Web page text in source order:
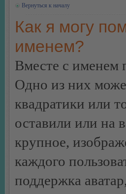
Вернуться к началу
Как я могу
именем?
Вместе с именем
Одно из них
квадратики или
оставили или на
крупное,
каждого
поддержка